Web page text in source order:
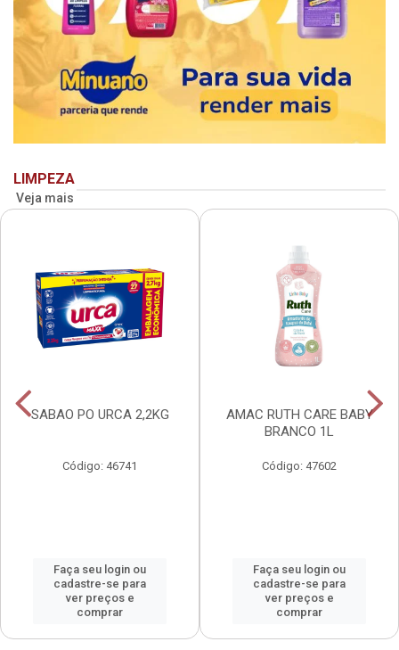
LIMPEZA
Veja mais
SABAO PO URCA 2,2KG
Código: 46741
Faça seu login ou
cadastre-se para
ver preços e
comprar
AMAC RUTH CARE BABY
BRANCO 1L
Código: 47602
Faça seu login ou
cadastre-se para
ver preços e
comprar